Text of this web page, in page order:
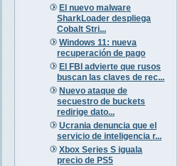
El nuevo malware
SharkLoader despliega
Cobalt Stri...
Windows 11: nueva
recuperación de pago
El FBI advierte que rusos
buscan las claves de rec...
Nuevo ataque de
secuestro de buckets
redirige dato...
Ucrania denuncia que el
servicio de inteligencia r...
Xbox Series S iguala
precio de PS5